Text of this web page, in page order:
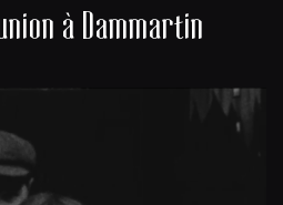
à Dammartin